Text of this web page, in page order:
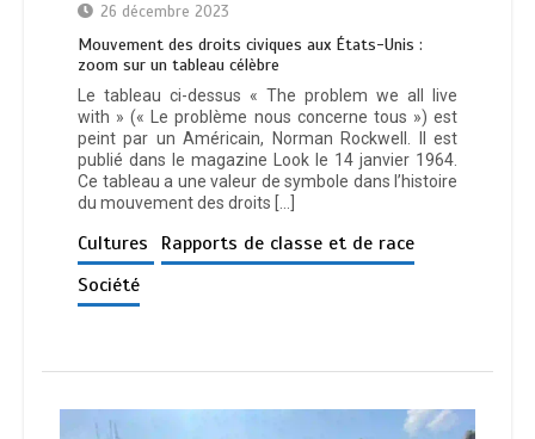
26 décembre 2023
Mouvement des droits civiques aux États-Unis :
zoom sur un tableau célèbre
Le tableau ci-dessus « The problem we all live
with » (« Le problème nous concerne tous ») est
peint par un Américain, Norman Rockwell. Il est
publié dans le magazine Look le 14 janvier 1964.
Ce tableau a une valeur de symbole dans l’histoire
du mouvement des droits […]
Cultures
Rapports de classe et de race
Société